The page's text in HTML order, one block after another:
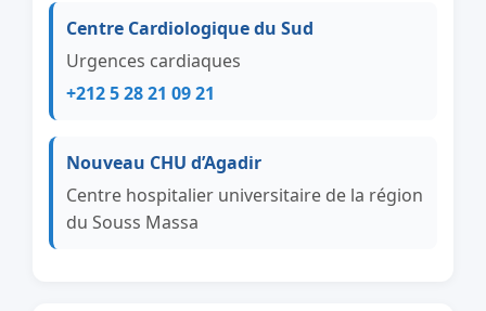
Centre Cardiologique du Sud
Urgences cardiaques
+212 5 28 21 09 21
Nouveau CHU d’Agadir
Centre hospitalier universitaire de la région
du Souss Massa